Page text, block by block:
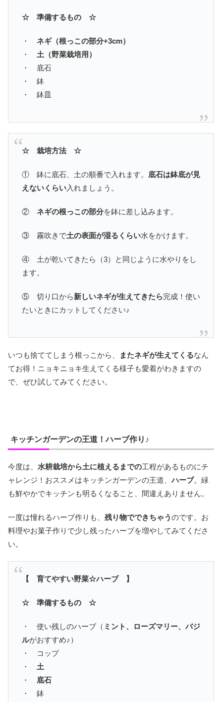
☆ 準備するもの ☆
・ ネギ（根っこの部分+3cm）
・ 土（野菜栽培用）
・ 底石
・ 鉢
・ 鉢皿
☆ 栽培方法 ☆
① 鉢に底石、土の順番で入れます。 底石は鉢底が見
えないくらい入れましょう。
② ネギの根っこの部分を鉢に差し込みます。
③ 霧吹きで土の表面が湿るくらい水をかけます。
④ 土が乾いてきたら（3）と同じように水やりをし
ます。
⑤ 切り口から新しいネギが生えてきたら完成！使い
たいときにカットしてください♪
いつも捨ててしまう根っこから、 またネギが生えてくるなん
てお得！ニョキニョキ生えてくる様子も愛着がわきますの
で、ぜひ試してみてください。
キッチンガーデンの王道！ハーブ作り♪
今度は、 水耕栽培から土に植えるまでの工程があるものにチ
ャレンジ！おススメはキッチンガーデンの王道、ハーブ。緑
も鮮やかでキッチンも明るくなること、間違えありません。
一度は憧れるハーブ作りも、 残り物でできちゃうのです。お
料理やお菓子作りで少し残ったハーブを増やしてみてくださ
い。
【 育てやすい野菜☆ハーブ 】
☆ 準備するもの ☆
・ 使い残しのハーブ（ ミント、ローズマリー、バジ
ルがおすすめ♪）
・ コップ
・ 土
・ 底石
・ 鉢